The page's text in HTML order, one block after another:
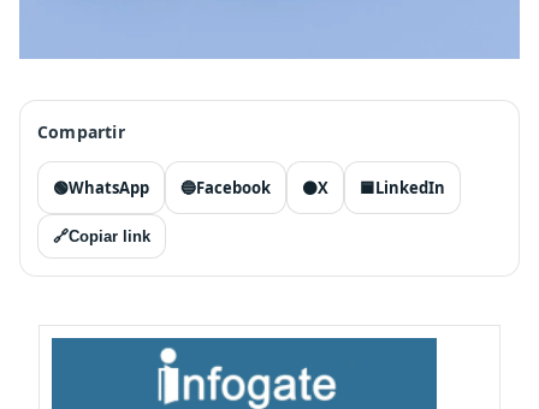
Compartir
🟢WhatsApp 🔵Facebook ⚫X 🟦LinkedIn
🔗Copiar link